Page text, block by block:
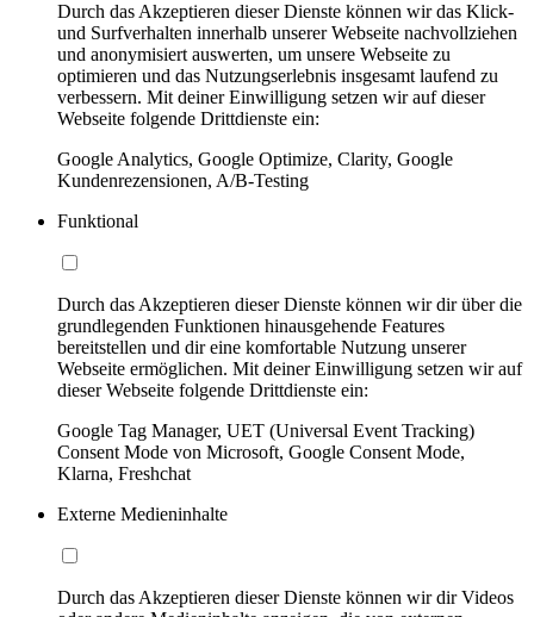
Durch das Akzeptieren dieser Dienste können wir das Klick-
und Surfverhalten innerhalb unserer Webseite nachvollziehen
und anonymisiert auswerten, um unsere Webseite zu
optimieren und das Nutzungserlebnis insgesamt laufend zu
verbessern. Mit deiner Einwilligung setzen wir auf dieser
Webseite folgende Drittdienste ein:
Google Analytics, Google Optimize, Clarity, Google
Kundenrezensionen, A/B-Testing
Funktional
Durch das Akzeptieren dieser Dienste können wir dir über die
grundlegenden Funktionen hinausgehende Features
bereitstellen und dir eine komfortable Nutzung unserer
Webseite ermöglichen. Mit deiner Einwilligung setzen wir auf
dieser Webseite folgende Drittdienste ein:
Google Tag Manager, UET (Universal Event Tracking)
Consent Mode von Microsoft, Google Consent Mode,
Klarna, Freshchat
Externe Medieninhalte
Durch das Akzeptieren dieser Dienste können wir dir Videos